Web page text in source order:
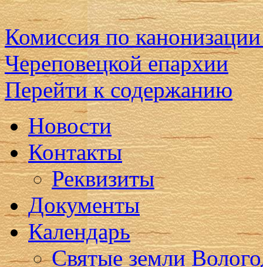
Комиссия по
Череповецкой епархии
Перейти к содержанию
Новости
Контакты
Реквизиты
Документы
Календарь
Святые земли